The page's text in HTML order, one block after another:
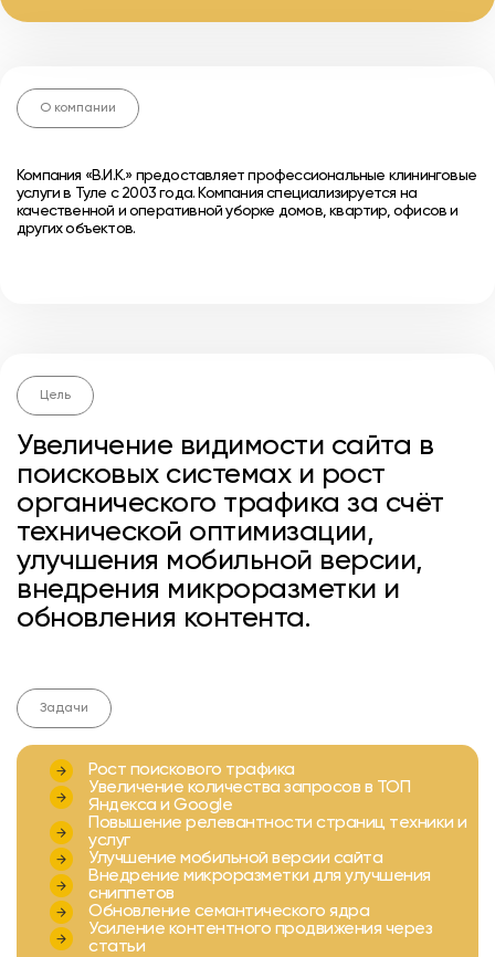
О компании
Компания «В.И.К.» предоставляет профессиональные клининговые
услуги в Туле с 2003 года. Компания специализируется на
качественной и оперативной уборке домов, квартир, офисов и
других объектов.
Цель
Увеличение видимости сайта в
поисковых системах и рост
органического трафика за счёт
технической оптимизации,
улучшения мобильной версии,
внедрения микроразметки и
обновления контента.
Задачи
Рост поискового трафика
Увеличение количества запросов в ТОП
Яндекса и Google
Повышение релевантности страниц техники и
услуг
Улучшение мобильной версии сайта
Внедрение микроразметки для улучшения
сниппетов
Обновление семантического ядра
Усиление контентного продвижения через
статьи